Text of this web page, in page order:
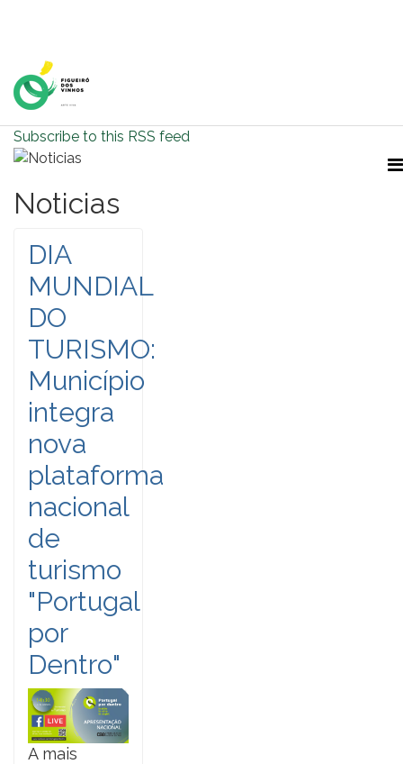
Subscribe to this RSS feed
Noticias
DIA
MUNDIAL
DO
TURISMO:
Município
integra
nova
plataforma
nacional
de
turismo
"Portugal
por
Dentro"
A mais